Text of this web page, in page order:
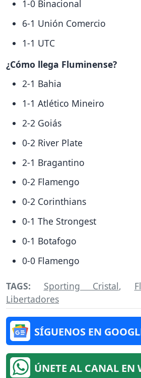
1-0 Binacional
6-1 Unión Comercio
1-1 UTC
¿Cómo llega Fluminense?
2-1 Bahia
1-1 Atlético Mineiro
2-2 Goiás
0-2 River Plate
2-1 Bragantino
0-2 Flamengo
0-2 Corinthians
0-1 The Strongest
0-1 Botafogo
0-0 Flamengo
TAGS: Sporting Cristal,
Libertadores
SÍGUENOS EN
ÚNETE AL CANAL EN